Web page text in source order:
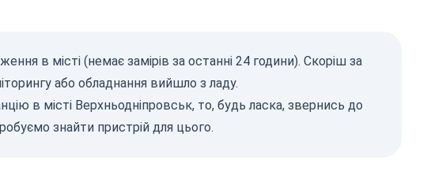
в місті (немає замірів за останні 24 години). Скоріш за
або обладнання вийшло з ладу.
в місті Верхньодніпровськ, то, будь ласка, звернись до
знайти пристрій для цього.
с/д 620
0-0.1
0.101-0.2 275
0.201-0.3 9
0.501-2 14